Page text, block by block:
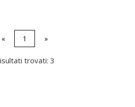
« 1 »
trovati: 3